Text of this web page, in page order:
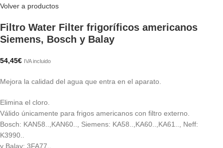
Volver a productos
Filtro Water Filter frigoríficos americanos
Siemens, Bosch y Balay
54,45€ IVA incluido
Mejora la calidad del agua que entra en el aparato.
Elimina el cloro.
Válido únicamente para frigos americanos con filtro externo.
Bosch: KAN58..,KAN60.., Siemens: KA58..,KA60..,KA61.., Neff:
K3990..
y Balay: 3FA77..